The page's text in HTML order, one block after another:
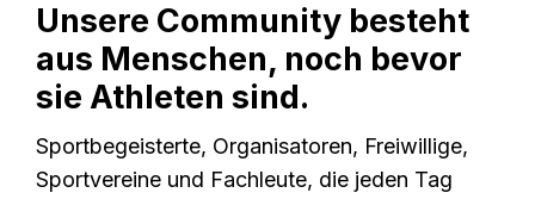
Unsere Community besteht
aus Menschen, noch bevor
sie Athleten sind.
Sportbegeisterte, Organisatoren, Freiwillige,
Sportvereine und Fachleute, die jeden Tag